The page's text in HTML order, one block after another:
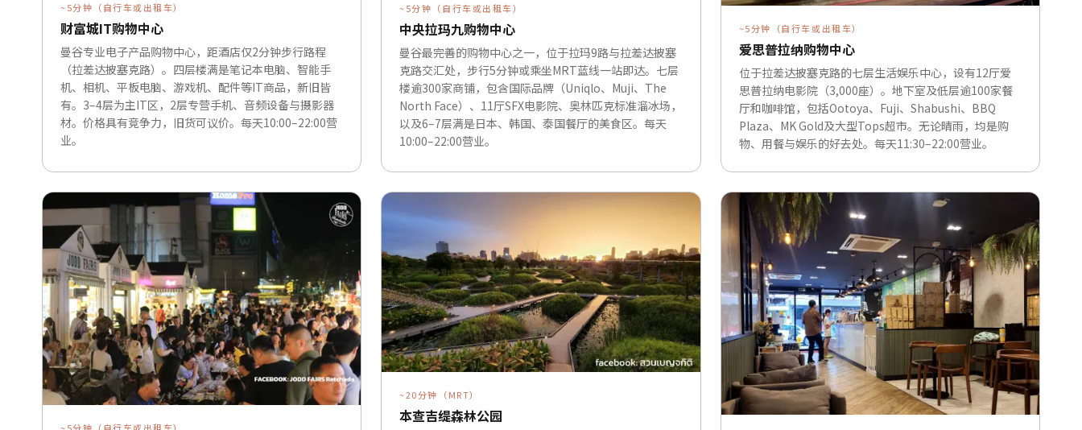
~5分钟（自行车或出租车）
财富城IT购物中心
曼谷专业电子产品购物中心，距酒店仅2分钟步行路程
（拉差达披塞克路）。四层楼满是笔记本电脑、智能手
机、相机、平板电脑、游戏机、配件等IT商品，新旧皆
有。3–4层为主IT区，2层专营手机、音频设备与摄影器
材。价格具有竞争力，旧货可议价。每天10:00–22:00营
业。
~5分钟（自行车或出租车）
中央拉玛九购物中心
曼谷最完善的购物中心之一，位于拉玛9路与拉差达披塞
克路交汇处，步行5分钟或乘坐MRT蓝线一站即达。七层
楼逾300家商铺，包含国际品牌（Uniqlo、Muji、The
North Face）、11厅SFX电影院、奥林匹克标准溜冰场，
以及6–7层满是日本、韩国、泰国餐厅的美食区。每天
10:00–22:00营业。
~5分钟（自行车或出租车）
爱思普拉纳购物中心
位于拉差达披塞克路的七层生活娱乐中心，设有12厅爱
思普拉纳电影院（3,000座）。地下室及低层逾100家餐
厅和咖啡馆，包括Ootoya、Fuji、Shabushi、BBQ
Plaza、MK Gold及大型Tops超市。无论晴雨，均是购
物、用餐与娱乐的好去处。每天11:30–22:00营业。
~20分钟（MRT）
本查吉缇森林公园